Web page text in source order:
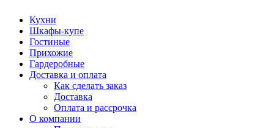
Кухни
Шкафы-купе
Гостиные
Прихожие
Гардеробные
Доставка и оплата
Как сделать заказ
Доставка
Оплата и рассрочка
О компании